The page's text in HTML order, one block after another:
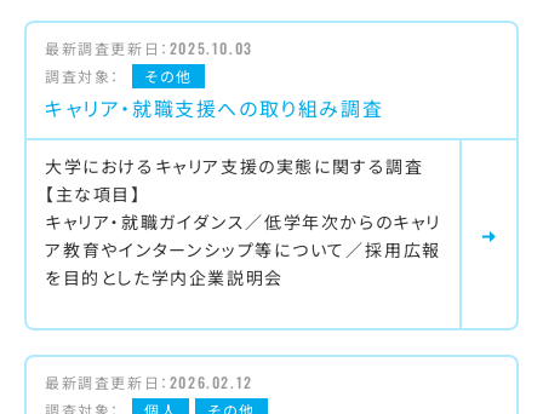
最新調査更新日： 2025.10.03
調査対象：
その他
キャリア・就職支援への取り組み調査
大学におけるキャリア支援の実態に関する調査
【主な項目】
キャリア・就職ガイダンス／低学年次からのキャリ
ア教育やインターンシップ等について／採用広報
を目的とした学内企業説明会
最新調査更新日： 2026.02.12
調査対象：
個人 その他